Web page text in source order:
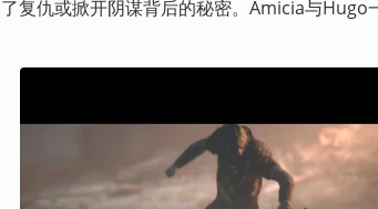
了复仇或掀开阴谋背后的秘密。Amicia与Hugo